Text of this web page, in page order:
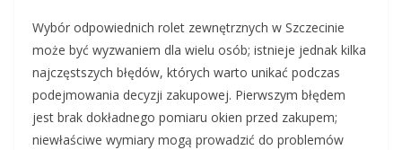
Wybór odpowiednich rolet zewnętrznych w Szczecinie
może być wyzwaniem dla wielu osób; istnieje jednak kilka
najczęstszych błędów, których warto unikać podczas
podejmowania decyzji zakupowej. Pierwszym błędem
jest brak dokładnego pomiaru okien przed zakupem;
niewłaściwe wymiary mogą prowadzić do problemów